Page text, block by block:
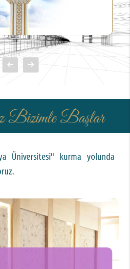
Bizimle Başlar
Üniversitesi" kurma yolunda